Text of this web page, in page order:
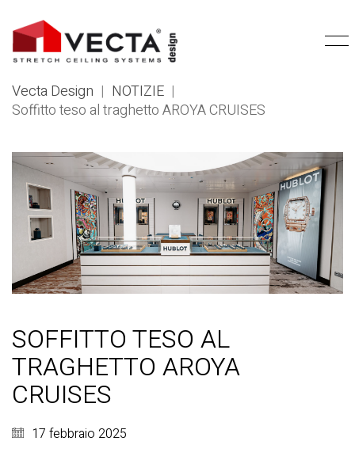
Vecta Design | NOTIZIE |
Soffitto teso al traghetto AROYA CRUISES
SOFFITTO TESO AL
TRAGHETTO AROYA
CRUISES
17 febbraio 2025